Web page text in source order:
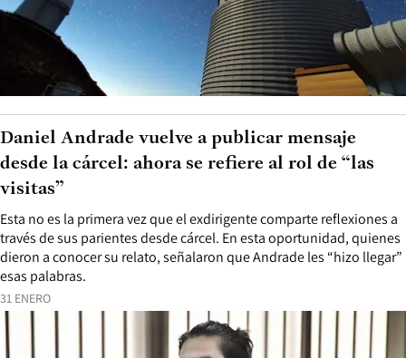
31 ENERO
Esta no es la primera vez que el exdirigente comparte reflexiones a
través de sus parientes desde cárcel. En esta oportunidad, quienes
dieron a conocer su relato, señalaron que Andrade les “hizo llegar”
esas palabras.
Daniel Andrade vuelve a publicar mensaje
desde la cárcel: ahora se refiere al rol de “las
visitas”